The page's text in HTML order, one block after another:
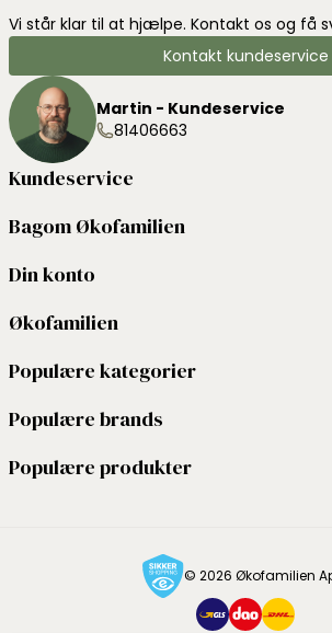
Vi står klar til at hjælpe. Kontakt os og få
Kontakt kundeservice
Martin - Kundeservice
81406663
Kundeservice
Bagom Økofamilien
Din konto
Økofamilien
Populære kategorier
Populære brands
Populære produkter
© 2026 Økofamilien